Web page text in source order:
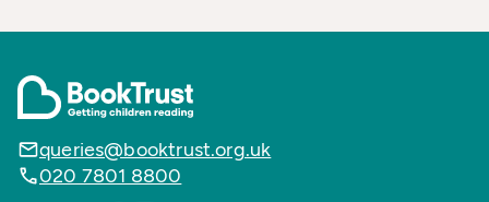
queries@booktrust.org.uk
020 7801 8800